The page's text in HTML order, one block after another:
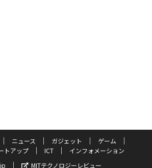
ニュース ガジェット
ゲーム
トアップ ICT
インフォメーション
MITテクノロジーレビュー